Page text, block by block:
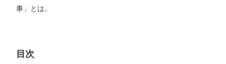
事」とは。
目次